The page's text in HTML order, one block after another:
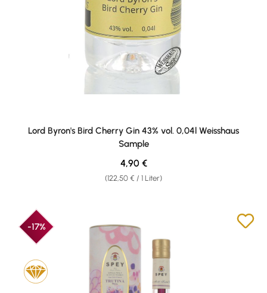
Lord Byron's Bird Cherry Gin 43% vol. 0,04l Weisshaus
Sample
(122,50 € / 1 Liter)
Regulärer Preis:
4,90 €
-17%